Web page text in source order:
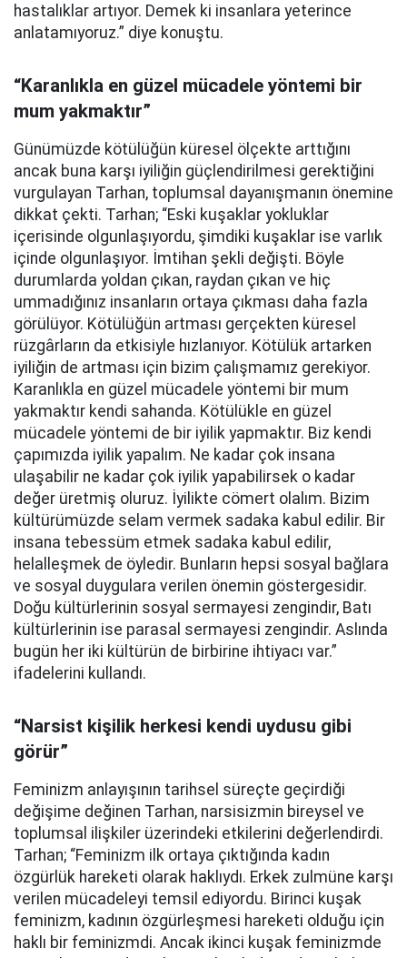
hastalıklar artıyor. Demek ki insanlara yeterince
anlatamıyoruz.” diye konuştu.
“Karanlıkla en güzel mücadele yöntemi bir
mum yakmaktır”
Günümüzde kötülüğün küresel ölçekte arttığını
ancak buna karşı iyiliğin güçlendirilmesi gerektiğini
vurgulayan Tarhan, toplumsal dayanışmanın önemine
dikkat çekti. Tarhan; “Eski kuşaklar yokluklar
içerisinde olgunlaşıyordu, şimdiki kuşaklar ise varlık
içinde olgunlaşıyor. İmtihan şekli değişti. Böyle
durumlarda yoldan çıkan, raydan çıkan ve hiç
ummadığınız insanların ortaya çıkması daha fazla
görülüyor. Kötülüğün artması gerçekten küresel
rüzgârların da etkisiyle hızlanıyor. Kötülük artarken
iyiliğin de artması için bizim çalışmamız gerekiyor.
Karanlıkla en güzel mücadele yöntemi bir mum
yakmaktır kendi sahanda. Kötülükle en güzel
mücadele yöntemi de bir iyilik yapmaktır. Biz kendi
çapımızda iyilik yapalım. Ne kadar çok insana
ulaşabilir ne kadar çok iyilik yapabilirsek o kadar
değer üretmiş oluruz. İyilikte cömert olalım. Bizim
kültürümüzde selam vermek sadaka kabul edilir. Bir
insana tebessüm etmek sadaka kabul edilir,
helalleşmek de öyledir. Bunların hepsi sosyal bağlara
ve sosyal duygulara verilen önemin göstergesidir.
Doğu kültürlerinin sosyal sermayesi zengindir, Batı
kültürlerinin ise parasal sermayesi zengindir. Aslında
bugün her iki kültürün de birbirine ihtiyacı var.”
ifadelerini kullandı.
“Narsist kişilik herkesi kendi uydusu gibi
görür”
Feminizm anlayışının tarihsel süreçte geçirdiği
değişime değinen Tarhan, narsisizmin bireysel ve
toplumsal ilişkiler üzerindeki etkilerini değerlendirdi.
Tarhan; “Feminizm ilk ortaya çıktığında kadın
özgürlük hareketi olarak haklıydı. Erkek zulmüne karşı
verilen mücadeleyi temsil ediyordu. Birinci kuşak
feminizm, kadının özgürleşmesi hareketi olduğu için
haklı bir feminizmdi. Ancak ikinci kuşak feminizmde